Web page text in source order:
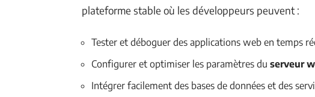
plateforme stable où les développeurs peuvent :
Tester et déboguer des applications web en temps
Configurer et optimiser les paramètres du serveur
Intégrer facilement des bases de données et des